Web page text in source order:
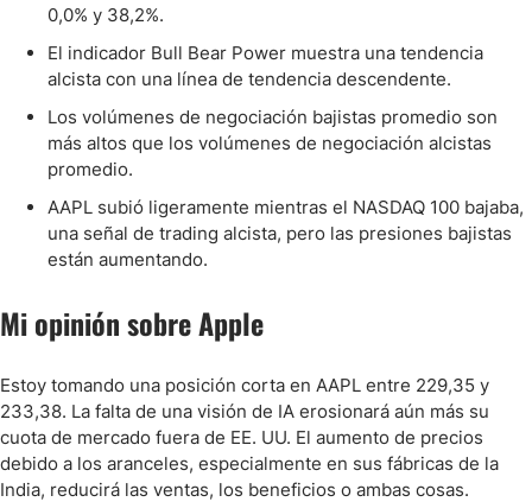
0,0% y 38,2%.
El indicador Bull Bear Power muestra una tendencia
alcista con una línea de tendencia descendente.
Los volúmenes de negociación bajistas promedio son
más altos que los volúmenes de negociación alcistas
promedio.
AAPL subió ligeramente mientras el NASDAQ 100 bajaba,
una señal de trading alcista, pero las presiones bajistas
están aumentando.
Mi opinión sobre Apple
Estoy tomando una posición corta en AAPL entre 229,35 y
233,38. La falta de una visión de IA erosionará aún más su
cuota de mercado fuera de EE. UU. El aumento de precios
debido a los aranceles, especialmente en sus fábricas de la
India, reducirá las ventas, los beneficios o ambas cosas.